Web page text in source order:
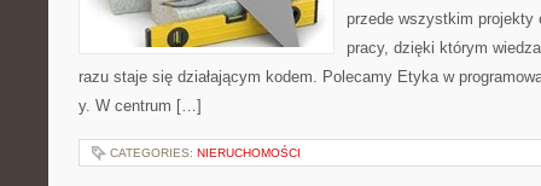
przede wszystkim projekty
pracy, dzięki którym
razu staje się działającym kodem. Polecamy Etyka w
y. W centrum […]
CATEGORIES: NIERUCHOMOŚCI